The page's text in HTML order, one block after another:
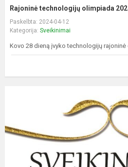
Rajoninė technologijų olimpiada
Paskelbta: 2024-04-12
Kategorija: Sveikinimai
Kovo 28 dieną įvyko technologijų